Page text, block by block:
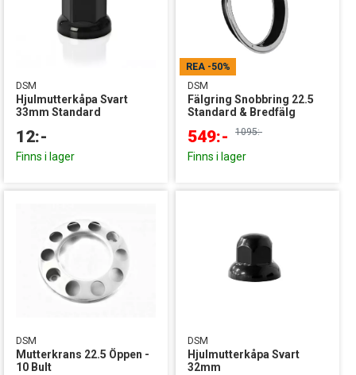
DSM
Hjulmutterkåpa Svart
33mm Standard
12:-
Finns i lager
REA -50%
DSM
Fälgring Snobbring 22.5
Standard & Bredfälg
549:- 1095:-
Finns i lager
DSM
Mutterkrans 22.5 Öppen -
10 Bult
DSM
Hjulmutterkåpa Svart
32mm